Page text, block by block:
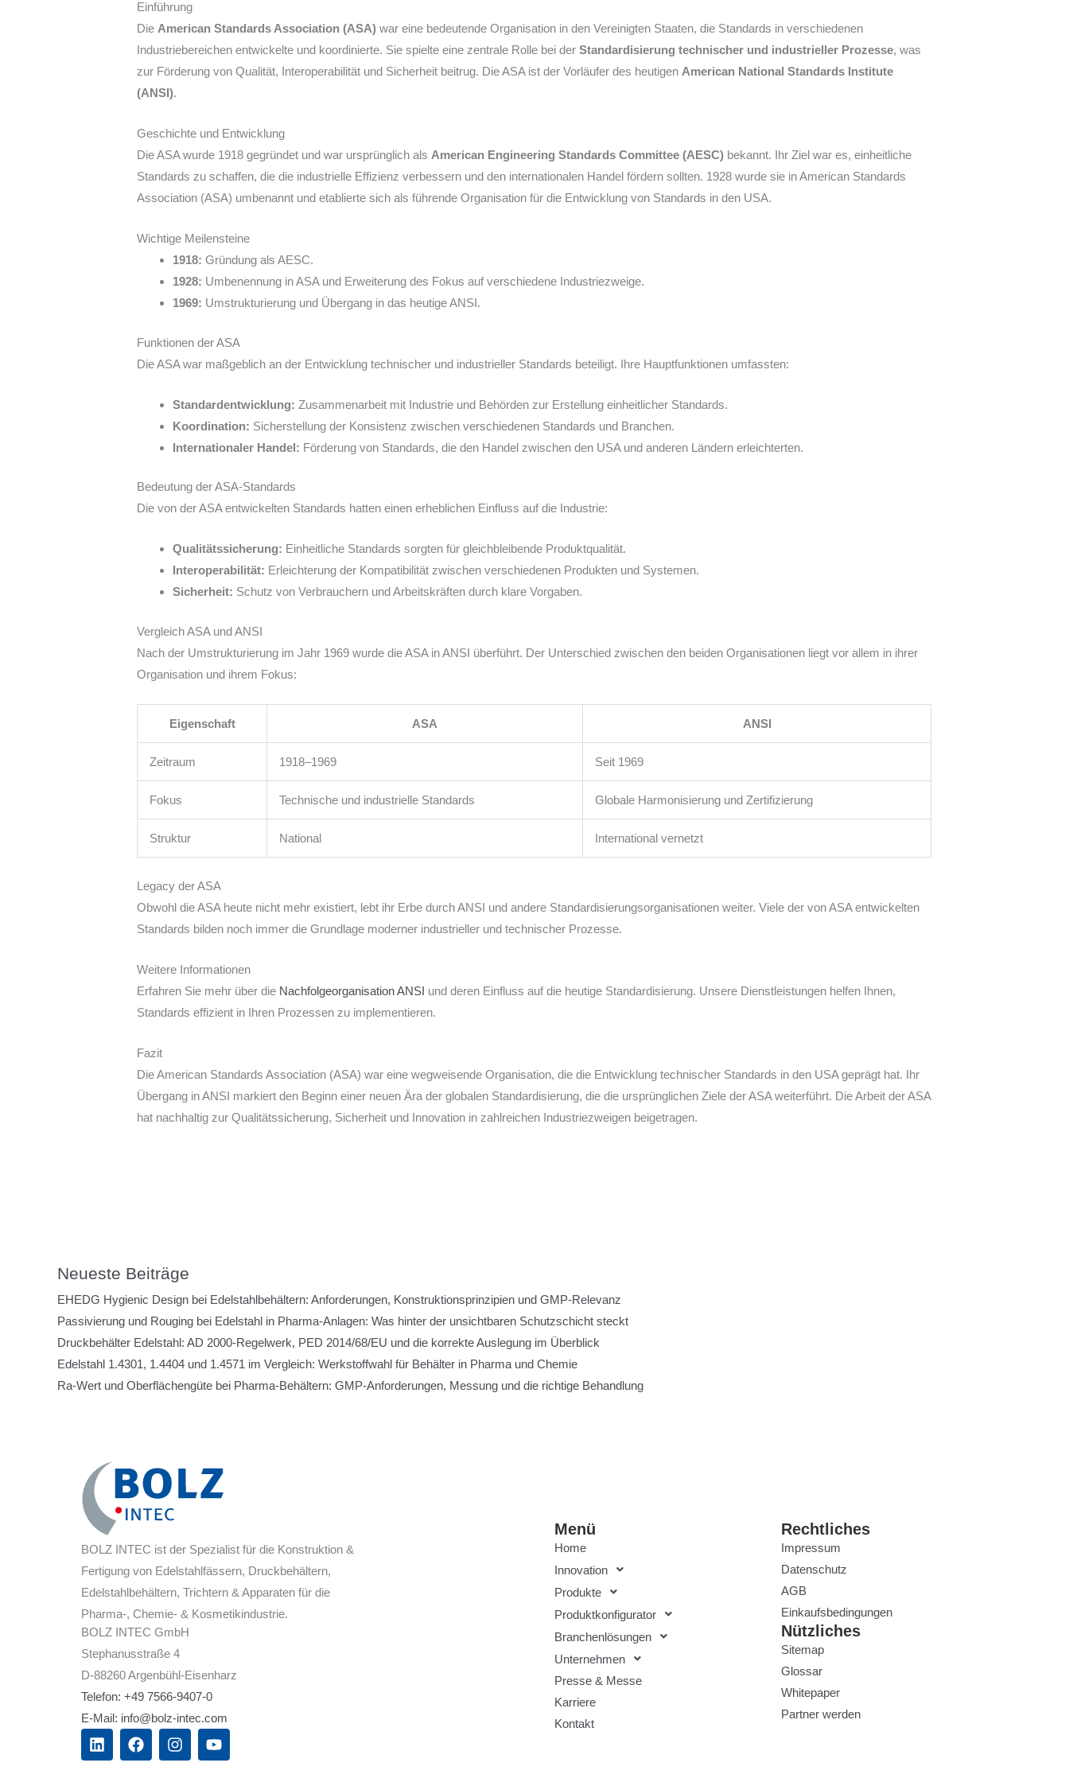
Einführung
Die American Standards Association (ASA) war eine bedeutende Organisation in den Vereinigten Staaten, die Standards in verschiedenen
Industriebereichen entwickelte und koordinierte. Sie spielte eine zentrale Rolle bei derStandardisierung technischer und industrieller Prozesse, was
zur Förderung von Qualität, Interoperabilität und Sicherheit beitrug. Die ASA ist der Vorläufer des heutigen American National Standards Institute
(ANSI).
Geschichte und Entwicklung
Die ASA wurde 1918 gegründet und war ursprünglich als American Engineering Standards Committee (AESC) bekannt. Ihr Ziel war es, einheitliche
Standards zu schaffen, die die industrielle Effizienz verbessern und den internationalen Handel fördern sollten. 1928 wurde sie in American Standards
Association (ASA) umbenannt und etablierte sich als führende Organisation für die Entwicklung von Standards in den USA.
Wichtige Meilensteine
1918: Gründung als AESC.
1928: Umbenennung in ASA und Erweiterung des Fokus auf verschiedene Industriezweige.
1969: Umstrukturierung und Übergang in das heutige ANSI.
Funktionen der ASA
Die ASA war maßgeblich an der Entwicklung technischer und industrieller Standards beteiligt. Ihre Hauptfunktionen umfassten:
Standardentwicklung: Zusammenarbeit mit Industrie und Behörden zur Erstellung einheitlicher Standards.
Koordination: Sicherstellung der Konsistenz zwischen verschiedenen Standards und Branchen.
Internationaler Handel: Förderung von Standards, die den Handel zwischen den USA und anderen Ländern erleichterten.
Bedeutung der ASA-Standards
Die von der ASA entwickelten Standards hatten einen erheblichen Einfluss auf die Industrie:
Qualitätssicherung: Einheitliche Standards sorgten für gleichbleibende Produktqualität.
Interoperabilität: Erleichterung der Kompatibilität zwischen verschiedenen Produkten und Systemen.
Sicherheit: Schutz von Verbrauchern und Arbeitskräften durch klare Vorgaben.
Vergleich ASA und ANSI
Nach der Umstrukturierung im Jahr 1969 wurde die ASA in ANSI überführt. Der Unterschied zwischen den beiden Organisationen liegt vor allem in ihrer
Organisation und ihrem Fokus:
Eigenschaft ASA ANSI
Zeitraum 1918–1969 Seit 1969
Fokus Technische und industrielle Standards Globale Harmonisierung und Zertifizierung
Struktur National International vernetzt
Legacy der ASA
Obwohl die ASA heute nicht mehr existiert, lebt ihr Erbe durch ANSI und andere Standardisierungsorganisationen weiter. Viele der von ASA entwickelten
Standards bilden noch immer die Grundlage moderner industrieller und technischer Prozesse.
Weitere Informationen
Erfahren Sie mehr über die Nachfolgeorganisation ANSI und deren Einfluss auf die heutige Standardisierung. Unsere Dienstleistungen helfen Ihnen,
Standards effizient in Ihren Prozessen zu implementieren.
Fazit
Die American Standards Association (ASA) war eine wegweisende Organisation, die die Entwicklung technischer Standards in den USA geprägt hat. Ihr
Übergang in ANSI markiert den Beginn einer neuen Ära der globalen Standardisierung, die die ursprünglichen Ziele der ASA weiterführt. Die Arbeit der ASA
hat nachhaltig zur Qualitätssicherung, Sicherheit und Innovation in zahlreichen Industriezweigen beigetragen.
Neueste Beiträge
EHEDG Hygienic Design bei Edelstahlbehältern: Anforderungen, Konstruktionsprinzipien und GMP-Relevanz
Passivierung und Rouging bei Edelstahl in Pharma-Anlagen: Was hinter der unsichtbaren Schutzschicht steckt
Druckbehälter Edelstahl: AD 2000-Regelwerk, PED 2014/68/EU und die korrekte Auslegung im Überblick
Edelstahl 1.4301, 1.4404 und 1.4571 im Vergleich: Werkstoffwahl für Behälter in Pharma und Chemie
Ra-Wert und Oberflächengüte bei Pharma-Behältern: GMP-Anforderungen, Messung und die richtige Behandlung
BOLZ INTEC ist der Spezialist für die Konstruktion &
Fertigung von Edelstahlfässern, Druckbehältern,
Edelstahlbehältern, Trichtern & Apparaten für die
Pharma-, Chemie- & Kosmetikindustrie.
BOLZ INTEC GmbH
Stephanusstraße 4
D-88260 Argenbühl-Eisenharz
Telefon: +49 7566-9407-0
E-Mail: info@bolz-intec.com
L
i
F
a
I
n
Y
o
Menü
Home
Innovation
Produkte
Produktkonfigurator
Branchenlösungen
Unternehmen
Presse & Messe
Karriere
Kontakt
Rechtliches
Impressum
Datenschutz
AGB
Einkaufsbedingungen
Nützliches
Sitemap
Glossar
Whitepaper
Partner werden